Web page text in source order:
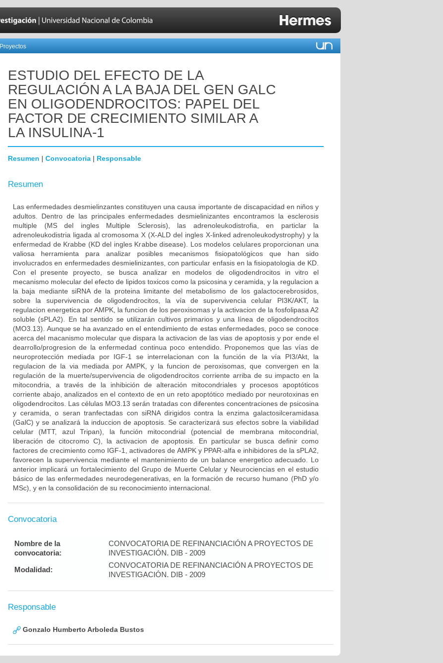
Proyectos
ESTUDIO DEL EFECTO DE LA
REGULACIÓN A LA BAJA DEL GEN GALC
EN OLIGODENDROCITOS: PAPEL DEL
FACTOR DE CRECIMIENTO SIMILAR A
LA INSULINA-1
Resumen | Convocatoria | Responsable
Resumen
Las enfermedades desmielinzantes constituyen una causa importante de discapacidad en niños y
adultos. Dentro de las principales enfermedades desmielinizantes encontramos la esclerosis
multiple (MS del ingles Multiple Sclerosis), las adrenoleukodistrofia, en particlar la
adrenoleukodistria ligada al cromosoma X (X-ALD del ingles X-linked adrenoleukodystrophy) y la
enfermedad de Krabbe (KD del ingles Krabbe disease). Los modelos celulares proporcionan una
valiosa herramienta para analizar posibles mecanismos fisiopatológicos que han sido
involucrados en enfermedades desmielinizantes, con particular enfasis en la fisiopatologia de KD.
Con el presente proyecto, se busca analizar en modelos de oligodendrocitos in vitro el
mecanismo molecular del efecto de lipidos toxicos como la psicosina y ceramida, y la regulacion a
la baja mediante siRNA de la proteina limitante del metabolismo de los galactocerebrosidos,
sobre la supervivencia de oligodendrocitos, la vía de supervivencia celular PI3K/AKT, la
regulacion energetica por AMPK, la funcion de los peroxisomas y la activacion de la fosfolipasa A2
soluble (sPLA2). En tal sentido se utilizarán cultivos primarios y una línea de oligodendrocitos
(MO3.13). Aunque se ha avanzado en el entendimiento de estas enfermedades, poco se conoce
acerca del macanismo molecular que dispara la activacion de las vias de apoptosis y por ende el
dearrollo/progresion de la enfermedad continua poco entendido. Proponemos que las vías de
neuroprotección mediada por IGF-1 se interrelacionan con la función de la vía PI3/Akt, la
regulacion de la via mediada por AMPK, y la funcion de peroxisomas, que convergen en la
regulación de la muerte/supervivencia de oligodendrocitos corriente arriba de su impacto en la
mitocondria, a través de la inhibición de alteración mitocondriales y procesos apoptóticos
corriente abajo, analizados en el contexto de en un reto apoptótico mediado por neurotoxinas en
oligodendrocitos. Las células MO3.13 serán tratadas con diferentes concentraciones de psicosina
y ceramida, o seran tranfectadas con siRNA dirigidos contra la enzima galactosilceramidasa
(GalC) y se analizará la induccion de apoptosis. Se caracterizará sus efectos sobre la viabilidad
celular (MTT, azul Tripan), la función mitocondrial (potencial de membrana mitocondrial,
liberación de citocromo C), la activacion de apoptosis. En particular se busca definir como
factores de crecimiento como IGF-1, activadores de AMPK y PPAR-alfa e inhibidores de la sPLA2,
favorecen la supervivencia mediante el mantenimiento de un balance energetico adecuado. Lo
anterior implicará un fortalecimiento del Grupo de Muerte Celular y Neurociencias en el estudio
básico de las enfermedades neurodegenerativas, en la formación de recurso humano (PhD y/o
MSc), y en la consolidación de su reconocimiento internacional.
Convocatoria
Nombre de la
convocatoria:
CONVOCATORIA DE REFINANCIACIÓN A PROYECTOS DE
INVESTIGACIÓN. DIB - 2009
Modalidad:
CONVOCATORIA DE REFINANCIACIÓN A PROYECTOS DE
INVESTIGACIÓN. DIB - 2009
Responsable
Gonzalo Humberto Arboleda Bustos